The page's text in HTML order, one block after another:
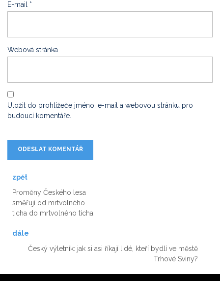
E-mail *
Webová stránka
Uložit do prohlížeče jméno, e-mail a webovou stránku pro
budoucí komentáře.
zpět
Proměny Českého lesa
směřují od mrtvolného
ticha do mrtvolného ticha
dále
Český výletník: jak si asi říkají lidé, kteří bydlí ve městě
Trhové Sviny?